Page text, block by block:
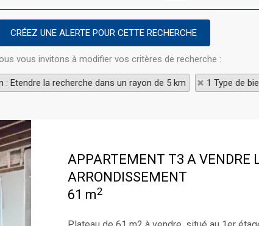
vous invitons à modifier vos critères de recherche :
: Etendre la recherche dans un rayon de 5 km 1 Type de
APPARTEMENT T3 A VENDRE
ARRONDISSEMENT
61 m2